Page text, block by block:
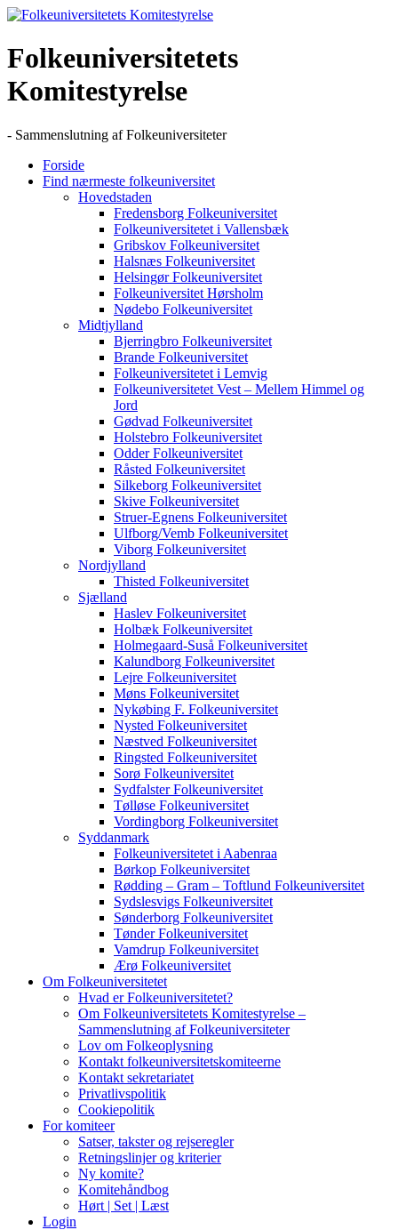
Skip
content
Folkeuniversitetets
Komitestyrelse
- Sammenslutning af Folkeuniversiteter
Forside
Find nærmeste folkeuniversitet
Hovedstaden
Fredensborg Folkeuniversitet
Folkeuniversitetet i Vallensbæk
Gribskov Folkeuniversitet
Halsnæs Folkeuniversitet
Helsingør Folkeuniversitet
Folkeuniversitet Hørsholm
Nødebo Folkeuniversitet
Midtjylland
Bjerringbro Folkeuniversitet
Brande Folkeuniversitet
Folkeuniversitetet i Lemvig
Folkeuniversitetet Vest – Mellem Himmel og
Jord
Gødvad Folkeuniversitet
Holstebro Folkeuniversitet
Odder Folkeuniversitet
Råsted Folkeuniversitet
Silkeborg Folkeuniversitet
Skive Folkeuniversitet
Struer-Egnens Folkeuniversitet
Ulfborg/Vemb Folkeuniversitet
Viborg Folkeuniversitet
Nordjylland
Thisted Folkeuniversitet
Sjælland
Haslev Folkeuniversitet
Holbæk Folkeuniversitet
Holmegaard-Suså Folkeuniversitet
Kalundborg Folkeuniversitet
Lejre Folkeuniversitet
Møns Folkeuniversitet
Nykøbing F. Folkeuniversitet
Nysted Folkeuniversitet
Næstved Folkeuniversitet
Ringsted Folkeuniversitet
Sorø Folkeuniversitet
Sydfalster Folkeuniversitet
Tølløse Folkeuniversitet
Vordingborg Folkeuniversitet
Syddanmark
Folkeuniversitetet i Aabenraa
Børkop Folkeuniversitet
Rødding – Gram – Toftlund Folkeuniversitet
Sydslesvigs Folkeuniversitet
Sønderborg Folkeuniversitet
Tønder Folkeuniversitet
Vamdrup Folkeuniversitet
Ærø Folkeuniversitet
Om Folkeuniversitetet
Hvad er Folkeuniversitetet?
Om Folkeuniversitetets Komitestyrelse –
Sammenslutning af Folkeuniversiteter
Lov om Folkeoplysning
Kontakt folkeuniversitetskomiteerne
Kontakt sekretariatet
Privatlivspolitik
Cookiepolitik
For komiteer
Satser, takster og rejseregler
Retningslinjer og kriterier
Ny komite?
Komitehåndbog
Hørt | Set | Læst
Login